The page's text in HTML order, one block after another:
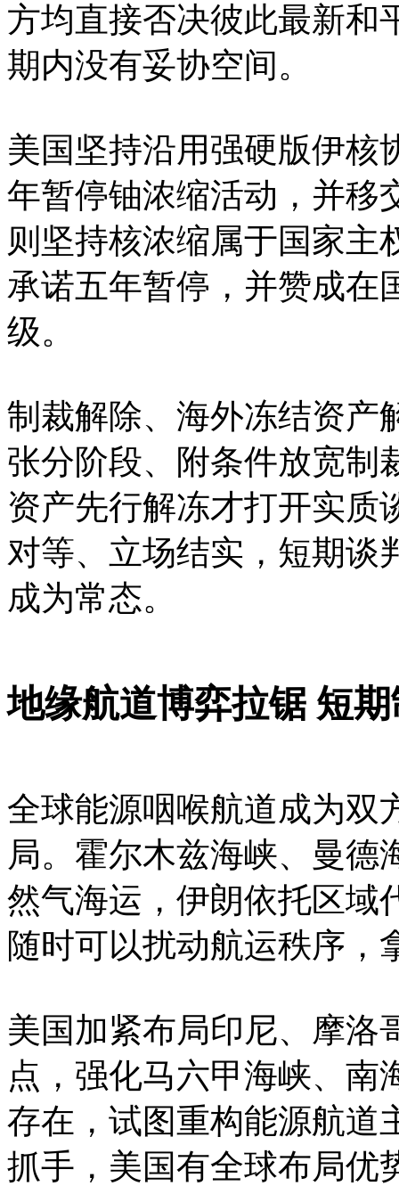
方均直接否决彼此最新和
期内没有妥协空间。
美国坚持沿用强硬版伊核
年暂停铀浓缩活动，并移
则坚持核浓缩属于国家主
承诺五年暂停，并赞成在
级。
制裁解除、海外冻结资产
张分阶段、附条件放宽制
资产先行解冻才打开实质
对等、立场结实，短期谈
成为常态。
地缘航道博弈拉锯 短
全球能源咽喉航道成为双
局。霍尔木兹海峡、曼德
然气海运，伊朗依托区域
随时可以扰动航运秩序，
美国加紧布局印尼、摩洛
点，强化马六甲海峡、南
存在，试图重构能源航道
抓手，美国有全球布局优